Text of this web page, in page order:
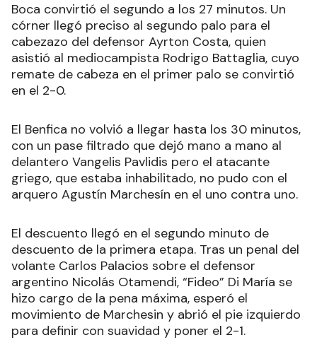
Boca convirtió el segundo a los 27 minutos. Un
córner llegó preciso al segundo palo para el
cabezazo del defensor Ayrton Costa, quien
asistió al mediocampista Rodrigo Battaglia, cuyo
remate de cabeza en el primer palo se convirtió
en el 2-0.
El Benfica no volvió a llegar hasta los 30 minutos,
con un pase filtrado que dejó mano a mano al
delantero Vangelis Pavlidis pero el atacante
griego, que estaba inhabilitado, no pudo con el
arquero Agustín Marchesín en el uno contra uno.
El descuento llegó en el segundo minuto de
descuento de la primera etapa. Tras un penal del
volante Carlos Palacios sobre el defensor
argentino Nicolás Otamendi, “Fideo” Di María se
hizo cargo de la pena máxima, esperó el
movimiento de Marchesin y abrió el pie izquierdo
para definir con suavidad y poner el 2-1.